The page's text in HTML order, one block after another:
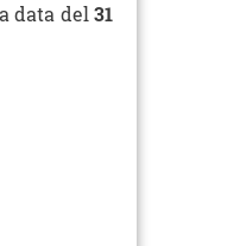
data del31